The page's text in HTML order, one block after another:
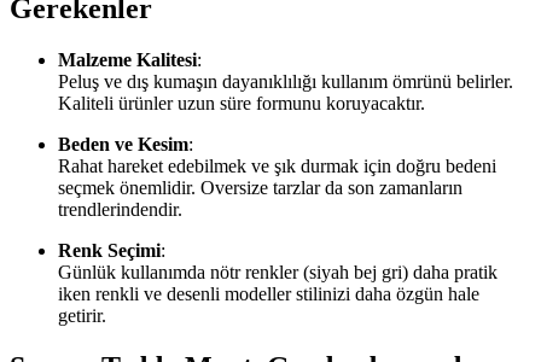
Gerekenler
Malzeme Kalitesi:
Peluş ve dış kumaşın dayanıklılığı kullanım ömrünü belirler.
Kaliteli ürünler uzun süre formunu koruyacaktır.
Beden ve Kesim:
Rahat hareket edebilmek ve şık durmak için doğru bedeni
seçmek önemlidir. Oversize tarzlar da son zamanların
trendlerindendir.
Renk Seçimi:
Günlük kullanımda nötr renkler (siyah bej gri) daha pratik
iken renkli ve desenli modeller stilinizi daha özgün hale
getirir.